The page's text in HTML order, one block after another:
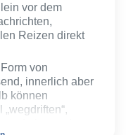
vor dem
Reizen direkt
von
innerlich aber
können